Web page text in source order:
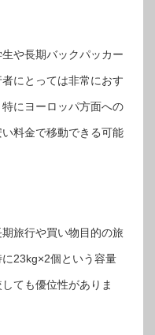
や長期バックパッカー
にとっては非常におす
にヨーロッパ方面への
料金で移動できる可能
旅行や買い物目的の旅
23kg×2個という容量
ても優位性がありま